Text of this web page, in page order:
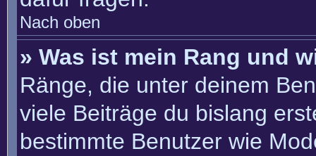
Nach oben
» Was ist mein Rang und
Ränge, die unter deinem
viele Beiträge du bislang
bestimmte Benutzer wie